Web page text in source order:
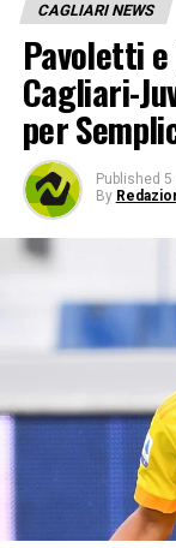
CAGLIARI NEWS
Pavoletti
Cagliari-
per
Published 5
By